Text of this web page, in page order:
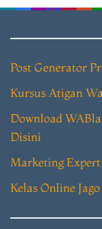
Post Generator
Kursus Atigan
Download
Disini
Marketing
Kelas Online